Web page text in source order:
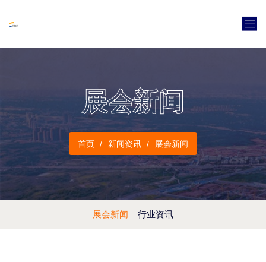
展会新闻
首页 新闻资讯 展会新闻
展会新闻 行业资讯